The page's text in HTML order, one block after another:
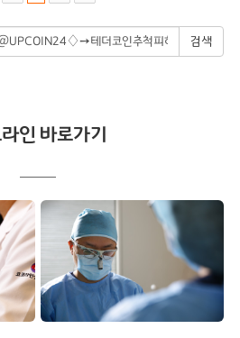
검색
인 바로가기